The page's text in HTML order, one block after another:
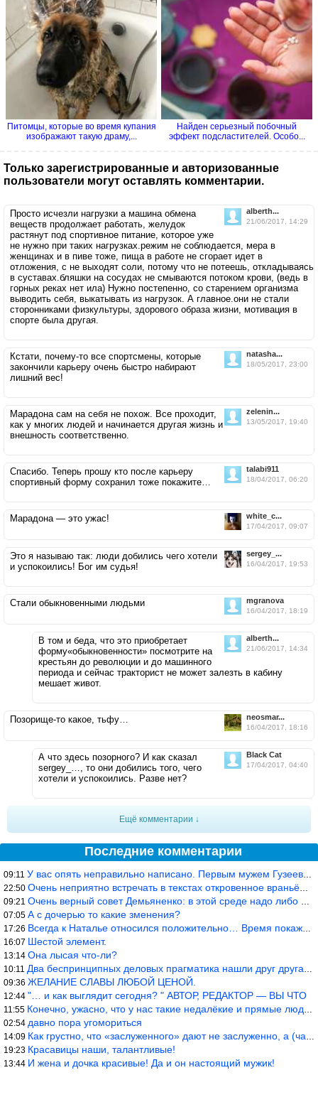
Питомцы, которые во время купания
изображают такую драму,...
Найден серьезный побочный
эффект подсластителей. Особо...
Только зарегистрированные и авторизованные
пользователи могут оставлять комментарии.
alberth...
21/06/2017, 14:29
Просто исчезли нагрузки а машина обмена
веществ продолжает работать, желудок
растянут под спортивное питание, которое уже
не нужно при таких нагрузках.режим не соблюдается, мера в
женщинах и в пиве тоже, пища в работе не сгорает идет в
отложения, с не выходят соли, потому что не потеешь, откладываясь
в суставах.бляшки на сосудах не смываются потоком крови, (ведь в
горных реках нет ила) Нужно постепенно, со старением организма
выводить себя, выкатывать из нагрузок. А главное.они не стали
сторонниками физкультуры, здорового образа жизни, мотивация в
спорте была другая.
natasha...
18/05/2017, 23:00
Кстати, почему-то все спортсмены, которые
закончили карьеру очень быстро набирают
лишний вес!
zelenin...
13/05/2017, 19:40
Марадона сам на себя не похож. Все проходит,
как у многих людей и начинается другая жизнь и
внешность соответственно.
talabi911
18/04/2017, 06:20
Спасибо. Теперь прошу кто после карьеру
спортивный форму сохранил тоже покажите…
white_c...
17/04/2017, 09:07
Марадона — это ужас!
sergey_...
16/04/2017, 19:53
Это я называю так: люди добились чего хотели
и успокоились! Бог им судья!
mgranova
16/04/2017, 18:19
Стали обыкновенными людьми
alberth...
21/06/2017, 14:34
В том и беда, что это приобретает
форму«обыкновенности» посмотрите на
крестьян до революции и до машинного
периода и сейчас тракторист не может залезть в кабину
мешает живот.
neosmar...
16/04/2017, 18:16
Позорище-то какое, тьфу…
Black Cat
17/04/2017, 04:40
А что здесь позорного? И как сказал
sergey_…, то они добились того, чего
хотели и успокоились. Разве нет?
Ещё комментарии ↓
Последние комментарии
09:11 У вас опять неправильно написано. Первым мужем Гузеевой был Илья
22:50 Очень неприятно встречать в текстах откровенное враньё… Конкретн
09:21 Очень верный совет Демьяненко: в этой среде надо либо иметь зубы
07:05 А с дочерью то какие зменения?
17:26 Всегда к Наталье относился положительно… Время покажет, что буде
16:07 Шестой элемент.
13:14 Она лысая что-ли?
10:11 Два беспринципных деловых прагматика нашли друг друга и «остепен
09:36 ЖЕЛАНИЕ СЛАВЫ ЛЮБОЙ ЦЕНОЙ.
12:44 "… и как выглядит сегодня? " АВТОР, РЕДАКТОР — ВЫ ЧТО
11:55 Конечно, ужасно, что у нас такие недалёкие и прямые люди… Как мо
02:54 давно пора угомориться
14:09 Как грустно, что «заслуженного» дают не заслуженно, а (чаще) по-
19:23 Красавицы наши, талантливые!
13:44 И жена и дочка красивые! Да и он настоящий мужик!